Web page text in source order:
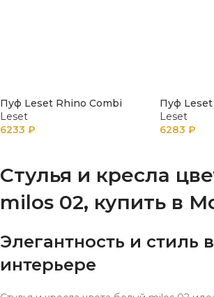
Пуф Leset Rhino Combi
Leset
6233 ₽
Пуф Leset
Leset
6283 ₽
Стулья и кресла
milos 02, купить в
Элегантность и стиль
интерьере